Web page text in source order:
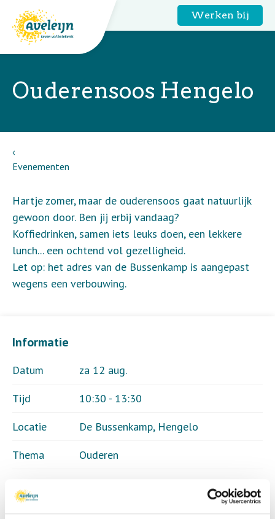
Werken bij
Ouderensoos Hengelo
Evenementen
Informatie
Datum
za 12 aug.
Tijd
10:30 - 13:30
Locatie
De Bussenkamp, Hengelo
Thema
Ouderen
Deelnemers
23 van 25
Hartje zomer, maar de ouderensoos gaat natuurlijk
gewoon door. Ben jij erbij vandaag?
Koffiedrinken, samen iets leuks doen, een lekkere
lunch... een ochtend vol gezelligheid.
Let op: het adres van de Bussenkamp is aangepast
wegens een verbouwing.